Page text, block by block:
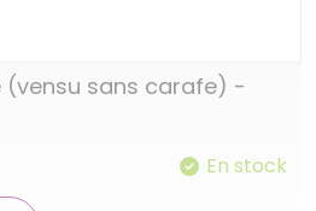
sans carafe) -
En stock